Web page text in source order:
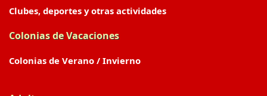
Clubes, deportes y otras actividades
Colonias de Vacaciones
Colonias de Verano / Invierno